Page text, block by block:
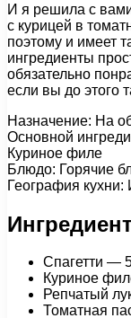
И я решила с вами
с курицей в
поэтому и имеет
ингредиенты
обязательно
если вы до этого
Назначение: На
Основной
Куриное филе
Блюдо: Горячие
География кухни:
Спагетти —
Куриное
Репчатый
Томатная